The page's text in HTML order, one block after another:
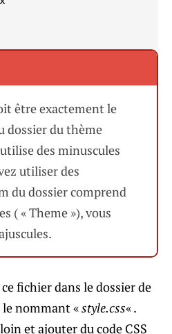
être exactement le
dossier du thème
des minuscules
utiliser des
du dossier comprend
( « Theme »), vous
fichier dans le dossier de
nommant «style.css« .
et ajouter du code CSS